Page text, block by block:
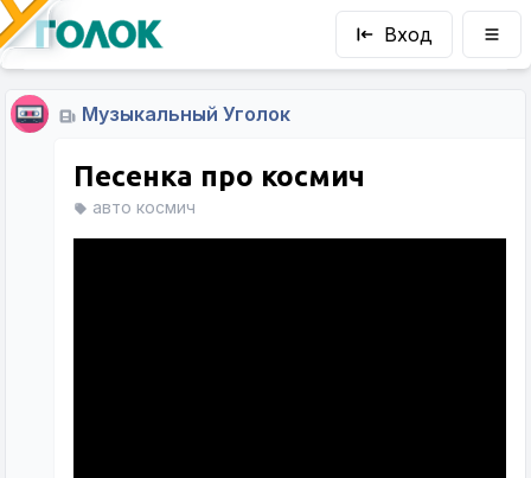
Вход
Музыкальный Уголок
Песенка про космич
авто космич